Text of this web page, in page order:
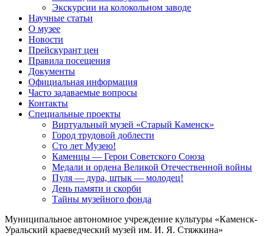
Экскурсии на колокольном заводе
Научные статьи
О музее
Новости
Прейскурант цен
Правила посещения
Документы
Официальная информация
Часто задаваемые вопросы
Контакты
Специальные проекты
Виртуальный музей «Старый Каменск»
Город трудовой доблести
Сто лет Музею!
Каменцы — Герои Советского Союза
Медали и ордена Великой Отечественной войны
Пуля — дура, штык — молодец!
День памяти и скорби
Тайны музейного фонда
Муниципальное автономное учреждение культуры «Каменск-
Уральский краеведческий музей им. И. Я. Стяжкина»